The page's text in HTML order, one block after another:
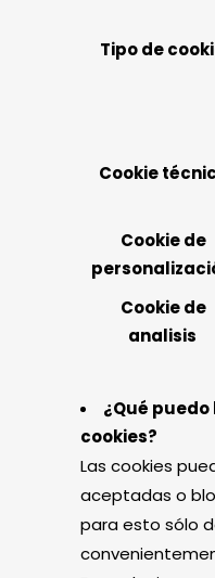
Tipo de
Cookie
Cookie de
Cookie de
analisis
¿Qué
cookies?
Las cookies
aceptadas o
para esto sólo